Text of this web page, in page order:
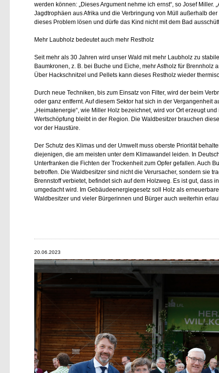
werden können: „Dieses Argument nehme ich ernst“, so Josef Miller.
Jagdtrophäen aus Afrika und die Verbringung von Müll außerhalb
dieses Problem lösen und dürfe das Kind nicht mit dem Bad
Mehr Laubholz bedeutet auch mehr Restholz
Seit mehr als 30 Jahren wird unser Wald mit mehr Laubholz zu
Baumkronen, z. B. bei Buche und Eiche, mehr Astholz für Brennholz
Über Hackschnitzel und Pellets kann dieses Restholz wieder
Durch neue Techniken, bis zum Einsatz von Filter, wird der beim
oder ganz entfernt. Auf diesem Sektor hat sich in der Vergangenheit
Heimatenergie“, wie Miller Holz bezeichnet, wird vor Ort erzeugt
Wertschöpfung bleibt in der Region. Die Waldbesitzer brauchen
vor der Haustüre.
Der Schutz des Klimas und der Umwelt muss oberste Priorität
diejenigen, die am meisten unter dem Klimawandel leiden. In
Unterfranken die Fichten der Trockenheit zum Opfer gefallen. Auch
betroffen. Die Waldbesitzer sind nicht die Verursacher, sondern sie
Brennstoff verbietet, befindet sich auf dem Holzweg. Es ist gut, dass
umgedacht wird. Im Gebäudeenergiegesetz soll Holz als
Waldbesitzer und vieler Bürgerinnen und Bürger auch weiterhin
20.06.2023